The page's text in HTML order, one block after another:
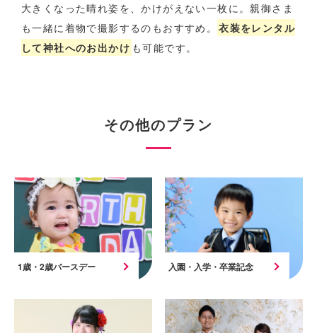
大きくなった晴れ姿を、かけがえない一枚に。親御さま
も一緒に着物で撮影するのもおすすめ。 衣装をレンタル
して神社へのお出かけ も可能です。
その他のプラン
1歳・2歳バースデー 入園・入学・卒業記念